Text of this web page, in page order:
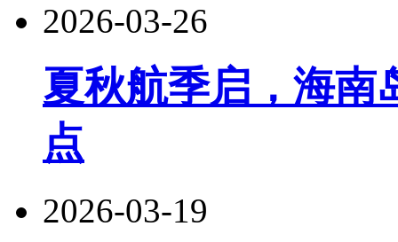
2026-03-26
夏秋航季启，海南
点
2026-03-19